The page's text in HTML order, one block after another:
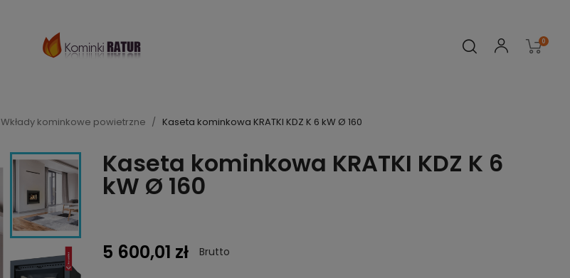
0
Wkłady kominkowe powietrzne Kaseta kominkowa KRATKI KDZ K 6 kW Ø 160
Kaseta kominkowa KRATKI KDZ K 6
kW Ø 160
5 600,01 zł Brutto